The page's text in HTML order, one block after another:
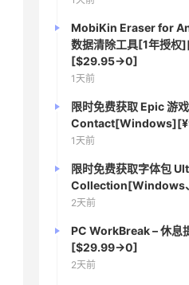
MobiKin Eraser for
数据清除工具[1年授
[$29.95→0]
1天前
限时免费获取 Epic 游
1天前
限时免费获取字体包
2天前
PC WorkBreak – 休
[$29.99→0]
2天前